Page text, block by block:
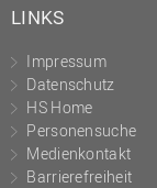
LINKS
Impressum
Datenschutz
HS Home
Personensuche
Medienkontakt
Barrierefreiheit